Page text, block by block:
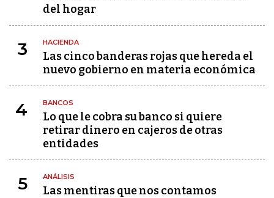
del hogar
3 HACIENDA
Las cinco banderas rojas que hereda el
nuevo gobierno en materia económica
4 BANCOS
Lo que le cobra su banco si quiere
retirar dinero en cajeros de otras
entidades
5 ANÁLISIS
Las mentiras que nos contamos